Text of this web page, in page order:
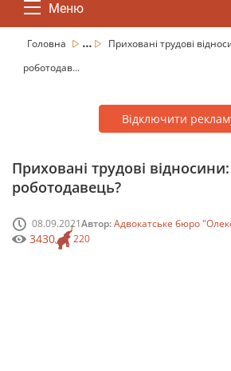
Меню
Головна ...
Приховані трудові
роботодав...
Відключити
Приховані трудові
роботодавець?
08.09.2021Автор:Адвокатське бюро
220
3430